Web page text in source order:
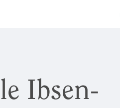
Ibsen-